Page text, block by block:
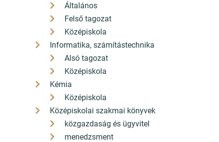
Általános
Felső tagozat
Középiskola
Informatika, számítástechnika
Alsó tagozat
Középiskola
Kémia
Középiskola
Középiskolai szakmai könyvek
közgazdaság és ügyvitel
menedzsment